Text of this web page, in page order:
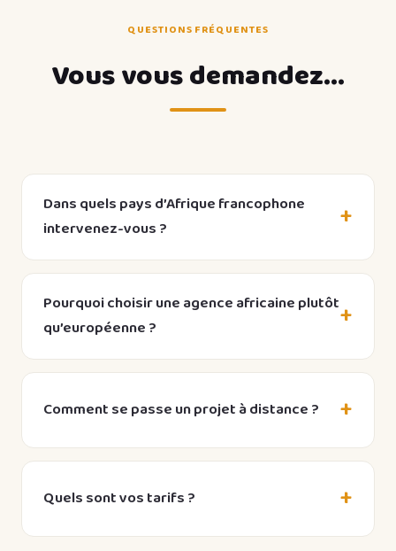
QUESTIONS FRÉQUENTES
Vous vous demandez…
Dans quels pays d’Afrique francophone
intervenez-vous ?
Partout : Bénin, Côte d’Ivoire, Sénégal, Togo,
Burkina Faso, Mali, Niger, Guinée, Cameroun,
Gabon, Congo, RDC… Le travail se fait à distance,
Pourquoi choisir une agence africaine plutôt
qu’européenne ?
Parce que nous connaissons vos clients : le
prix en FCFA et les réalités de connexion. Un site
pensé pour l’Afrique convertit mieux en Afrique
Comment se passe un projet à distance ?
Brief par WhatsApp ou visioconférence, devis
dans les délais et formation à la gestion de votre
site. Simple, transparent, efficace.
Quels sont vos tarifs ?